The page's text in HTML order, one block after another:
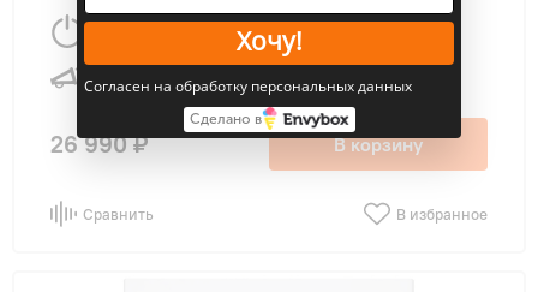
26 990 ₽ В корзину
Сравнить В избранное
Хочу!
Согласен на обработку персональных данных
Сделано в